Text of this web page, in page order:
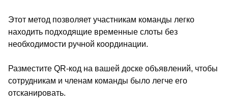
Этот метод позволяет участникам команды легко
находить подходящие временные слоты без
необходимости ручной координации.
Разместите QR-код на вашей доске объявлений, чтобы
сотрудникам и членам команды было легче его
отсканировать.